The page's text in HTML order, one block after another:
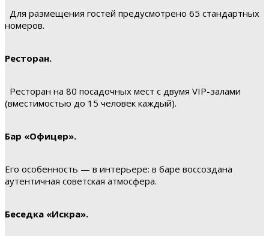
Для размещения гостей предусмотрено 65 стандартных
номеров.
Ресторан.
Ресторан на 80 посадочных мест с двумя VIP-залами
(вместимостью до 15 человек каждый).
Бар «Офицер».
Его особенность — в интерьере: в баре воссоздана
аутентичная советская атмосфера.
Беседка «Искра».